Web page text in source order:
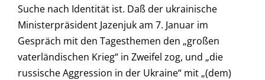
Suche nach Identität ist. Daß der ukrainische
Ministerpräsident Jazenjuk am 7. Januar im
Gespräch mit den Tagesthemen den „großen
vaterländischen Krieg“ in Zweifel zog, und „die
russische Aggression in der Ukraine“ mit „(dem)